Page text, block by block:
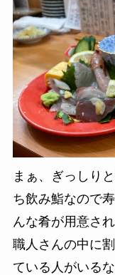
まぁ、ぎっしり
ち飲み鮨なので
んな肴が用意され
職人さんの中に
ている人がいる